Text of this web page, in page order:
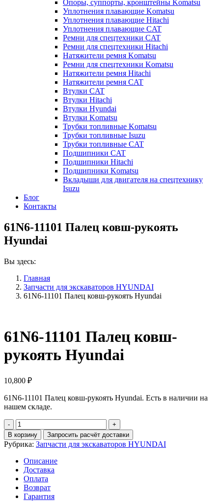
Опоры, суппорты, кронштейны Komatsu
Уплотнения плавающие Komatsu
Уплотнения плавающие Hitachi
Уплотнения плавающие CAT
Ремни для спецтехники CAT
Ремни для спецтехники Hitachi
Натяжители ремня Komatsu
Ремни для спецтехники Komatsu
Натяжители ремня Hitachi
Натяжители ремня CAT
Втулки CAT
Втулки Hitachi
Втулки Hyundai
Втулки Komatsu
Трубки топливные Komatsu
Трубки топливные Isuzu
Трубки топливные CAT
Подшипники CAT
Подшипники Hitachi
Подшипники Komatsu
Вкладыши для двигателя на спецтехнику
Isuzu
Блог
Контакты
61N6-11101 Палец ковш-рукоять
Hyundai
Вы здесь:
Главная
Запчасти для экскаваторов HYUNDAI
61N6-11101 Палец ковш-рукоять Hyundai
61N6-11101 Палец ковш-
рукоять Hyundai
10,800 ₽
61N6-11101 Палец ковш-рукоять Hyundai. Есть в наличии на
нашем складе.
Количество
61N6-
11101
Палец
ковш-
рукоять
Hyundai
В корзину Запросить расчёт доставки
Рубрика: Запчасти для экскаваторов HYUNDAI
Описание
Доставка
Оплата
Возврат
Гарантия